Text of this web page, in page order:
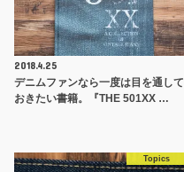
2018.4.25
デニムファンなら一度は目を通して
おきたい書籍。『THE 501XX …
Topics